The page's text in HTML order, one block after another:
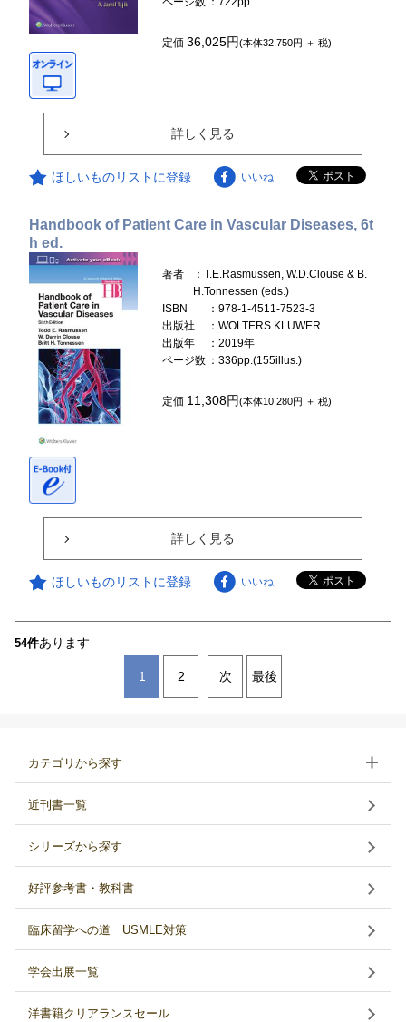
定価36,025円(本体32,750円 ＋ 税)
詳しく見る
ほしいものリストに登録 いいね
Handbook of Patient Care in Vascular Diseases, 6t
h ed.
著者
：T.E.Rasmussen, W.D.Clouse & B.
H.Tonnessen (eds.)
ISBN
：978-1-4511-7523-3
出版社
：WOLTERS KLUWER
出版年
：2019年
ページ数 ：336pp.(155illus.)
定価 11,308円(本体10,280円 ＋ 税)
詳しく見る
ほしいものリストに登録 いいね
54件あります
1 2 次 最後
カテゴリから探す
近刊書一覧
シリーズから探す
好評参考書・教科書
臨床留学への道 USMLE対策
学会出展一覧
洋書籍クリアランスセール